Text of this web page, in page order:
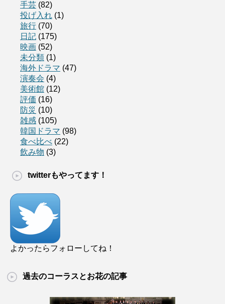
手芸 (82)
投げ入れ (1)
旅行 (70)
日記 (175)
映画 (52)
未分類 (1)
海外ドラマ (47)
演奏会 (4)
美術館 (12)
評価 (16)
防災 (10)
雑感 (105)
韓国ドラマ (98)
食べ比べ (22)
飲み物 (3)
twitterもやってます！
よかったらフォローしてね！
過去のコーラスとお花の記事